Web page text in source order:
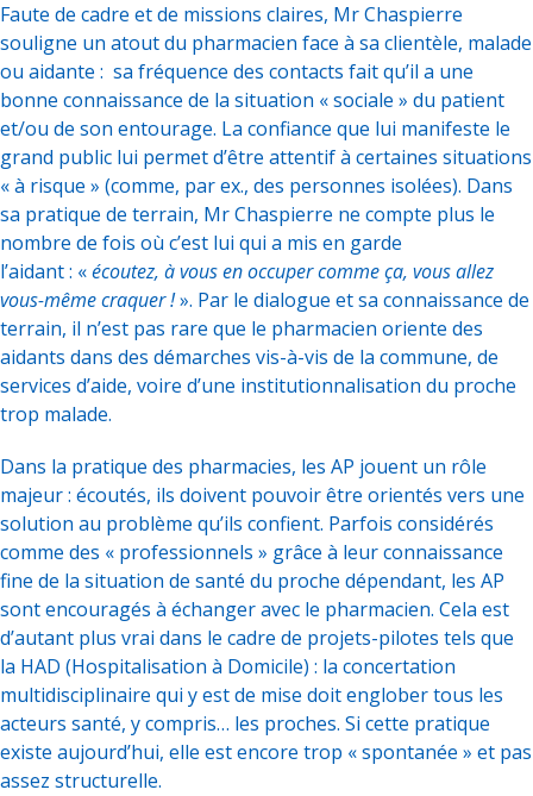
Faute de cadre et de missions claires, Mr Chaspierre
souligne un atout du pharmacien face à sa clientèle, malade
ou aidante : sa fréquence des contacts fait qu’il a une
bonne connaissance de la situation « sociale » du patient
et/ou de son entourage. La confiance que lui manifeste le
grand public lui permet d’être attentif à certaines situations
« à risque » (comme, par ex., des personnes isolées). Dans
sa pratique de terrain, Mr Chaspierre ne compte plus le
nombre de fois où c’est lui qui a mis en garde
l’aidant : «écoutez, à vous en occuper comme ça, vous allez
vous-même craquer !». Par le dialogue et sa connaissance de
terrain, il n’est pas rare que le pharmacien oriente des
aidants dans des démarches vis-à-vis de la commune, de
services d’aide, voire d’une institutionnalisation du proche
trop malade.
Dans la pratique des pharmacies, les AP jouent un rôle
majeur : écoutés, ils doivent pouvoir être orientés vers une
solution au problème qu’ils confient. Parfois considérés
comme des « professionnels » grâce à leur connaissance
fine de la situation de santé du proche dépendant, les AP
sont encouragés à échanger avec le pharmacien. Cela est
d’autant plus vrai dans le cadre de projets-pilotes tels que
la HAD (Hospitalisation à Domicile) : la concertation
multidisciplinaire qui y est de mise doit englober tous les
acteurs santé, y compris… les proches. Si cette pratique
existe aujourd’hui, elle est encore trop « spontanée » et pas
assez structurelle.